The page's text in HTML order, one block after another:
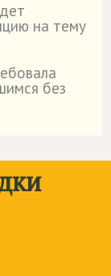
на тему
без